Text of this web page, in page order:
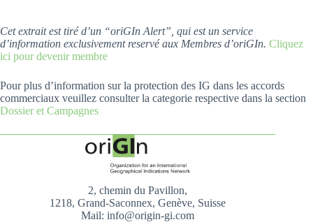
Cet extrait est tiré d’un “oriGIn Alert”, qui est un service
d’information exclusivement reservé aux Membres d’oriGIn. Cliquez
ici pour devenir membre
Pour plus d’information sur la protection des IG dans les accords
commerciaux veuillez consulter la categorie respective dans la section
Dossier et Campagnes
2, chemin du Pavillon,
1218, Grand-Saconnex, Genève, Suisse
Mail: info@origin-gi.com